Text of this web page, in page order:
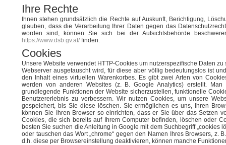
Ihre Rechte
Ihnen stehen grundsätzlich die Rechte auf Auskunft, Berichtigung,
glauben, dass die Verarbeitung Ihrer Daten gegen das
worden sind, können Sie sich bei der Aufsichtsbehörde
https://www.dsb.gv.at/ finden.
Cookies
Unsere Website verwendet HTTP-Cookies um nutzerspezifische Daten
Webserver ausgetauscht wird, für diese aber völlig bedeutungslos ist
den Inhalt eines virtuellen Warenkorbes. Es gibt zwei Arten von
werden von anderen Websites (z. B. Google Analytics) erstellt.
grundlegende Funktionen der Website sicherzustellen, funktionelle
Benutzererlebnis zu verbessern. Wir nutzen Cookies, um unsere
gespeichert, bis Sie diese löschen. Sie ermöglichen es uns, Ihren
können Sie Ihren Browser so einrichten, dass er Sie über das Setzen
Cookies, die sich bereits auf Ihrem Computer befinden, löschen oder
besten Sie suchen die Anleitung in Google mit dem Suchbegriff „cookies
oder tauschen das Wort „chrome“ gegen den Namen Ihres Browsers,
d.h. diese per Browsereinstellung deaktivieren, können manche